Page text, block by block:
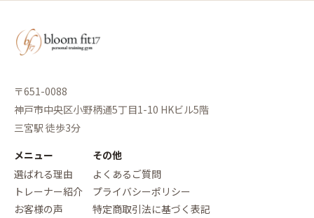
〒651-0088
神戸市中央区小野柄通5丁目1-10 HKビル5階
三宮駅 徒歩3分
メニュー
選ばれる理由
トレーナー紹介
お客様の声
その他
よくあるご質問
プライバシーポリシー
特定商取引法に基づく表記